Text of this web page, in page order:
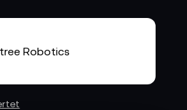
Robotics